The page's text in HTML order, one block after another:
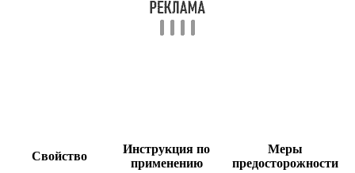
Свойство
Инструкция по
применению
Меры
предосторожности